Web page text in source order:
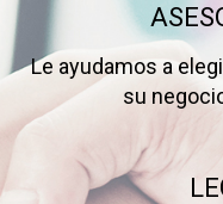
Le ayudamos a
su